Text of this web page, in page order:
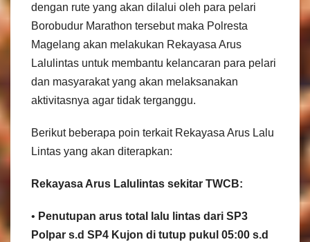
dengan rute yang akan dilalui oleh para pelari
Borobudur Marathon tersebut maka Polresta
Magelang akan melakukan Rekayasa Arus
Lalulintas untuk membantu kelancaran para pelari
dan masyarakat yang akan melaksanakan
aktivitasnya agar tidak terganggu.
Berikut beberapa poin terkait Rekayasa Arus Lalu
Lintas yang akan diterapkan:
Rekayasa Arus Lalulintas sekitar TWCB:
• Penutupan arus total lalu lintas dari SP3
Polpar s.d SP4 Kujon di tutup pukul 05:00 s.d